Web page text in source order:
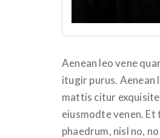
Aenean leo vene
itugir purus. Aenean
mattis citur
eiusmodte venen.
phaedrum, nisl no,